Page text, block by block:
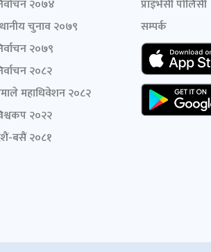
२०७४
चुनाव २०७९
२०७९
२०८२
महाधिवेशन २०८२
२०२२
बसैं २०८१
प्राइभेसी पोलिसी
सम्पर्क